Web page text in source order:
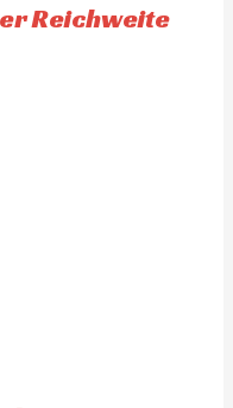
Reichweite